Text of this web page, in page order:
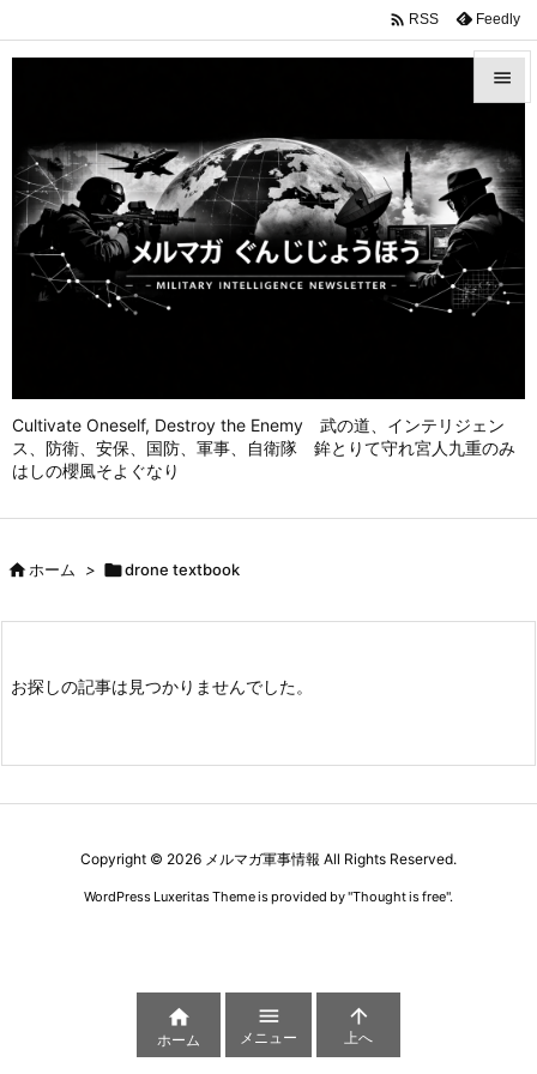
Cultivate Oneself, Destroy the Enemy 武の道、インテリジェン
ス、防衛、安保、国防、軍事、自衛隊 鉾とりて守れ宮人九重のみ
はしの櫻風そよぐなり

メニュ

前へ
次へ

 RSS Feedly
ホーム > drone textbook
お探しの記事は見つかりませんでした。
Copyright © 2026 メルマガ軍事情報 All Rights Reserved.
WordPress Luxeritas Theme is provided by "Thought is free".

ホーム

メニュー

上へ